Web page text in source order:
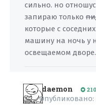
сильно. но
запираю только
которые с
машину на ночь у
освещаемом дворе.
daemon 210
Опубликовано: